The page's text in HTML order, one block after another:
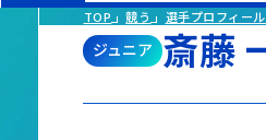
TOP 競う 選手プロフィー
ジュニア 斎藤